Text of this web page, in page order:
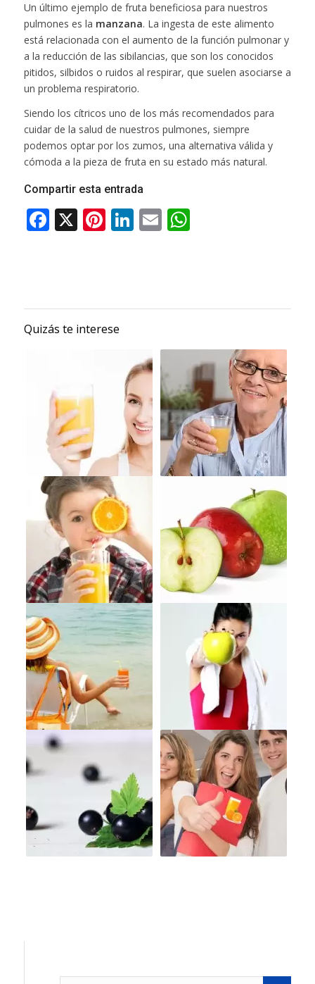
Un último ejemplo de fruta beneficiosa para nuestros
pulmones es la manzana. La ingesta de este alimento
está relacionada con el aumento de la función pulmonar y
a la reducción de las sibilancias, que son los conocidos
pitidos, silbidos o ruidos al respirar, que suelen asociarse a
un problema respiratorio.
Siendo los cítricos uno de los más recomendados para
cuidar de la salud de nuestros pulmones, siempre
podemos optar por los zumos, una alternativa válida y
cómoda a la pieza de fruta en su estado más natural.
Compartir esta entrada
Quizás te interese